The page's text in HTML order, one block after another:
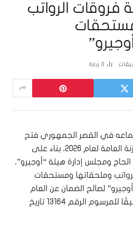
فروقات الرواتب
0 زيارة
في القصر الجمهوري فتح
اعتماد إضافي في الموازنة العامة لعام ٢٠٢٦، بناء على
الحاج ومجلس إدارة هيئة “أوجيرو”،
وملحقاتها ومستحقات
لصالح الضمان عن العام
٢٠٢٤ عن تسعة أشهر تطبيقًا للمرسوم الرقم 13164 تاريخ